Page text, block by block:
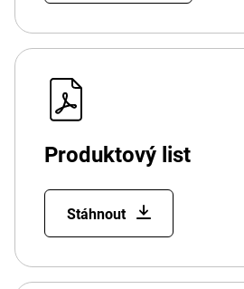
Produktový list
Stáhnout